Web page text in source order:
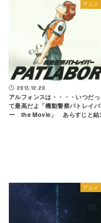
アニメ
2013.12.20
アルフォンスは・・・・いつだっ
て最高だよ「機動警察パトレイバ
ー the Movie」 あらすじと結
アニメ